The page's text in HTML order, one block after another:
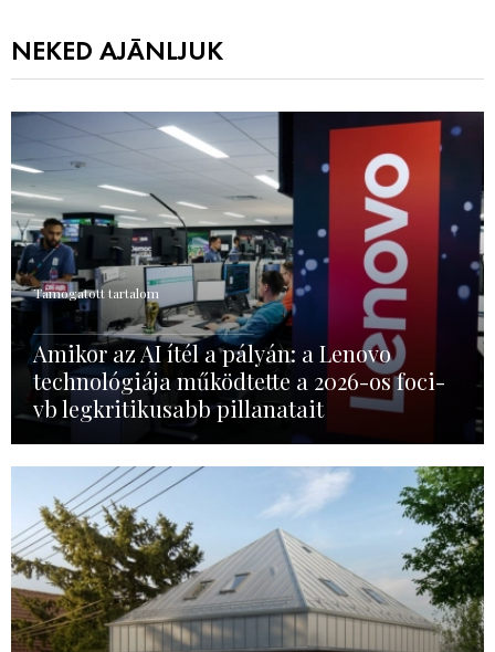
NEKED AJÁNLJUK
Támogatott tartalom
Amikor az AI ítél a pályán: a Lenovo
technológiája működtette a 2026-os foci-
vb legkritikusabb pillanatait